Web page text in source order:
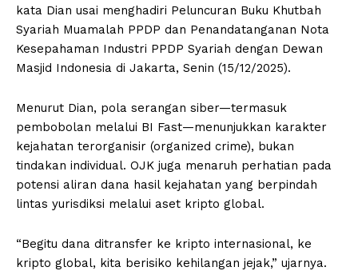
kata Dian usai menghadiri Peluncuran Buku Khutbah
Syariah Muamalah PPDP dan Penandatanganan Nota
Kesepahaman Industri PPDP Syariah dengan Dewan
Masjid Indonesia di Jakarta, Senin (15/12/2025).
Menurut Dian, pola serangan siber—termasuk
pembobolan melalui BI Fast—menunjukkan karakter
kejahatan terorganisir (organized crime), bukan
tindakan individual. OJK juga menaruh perhatian pada
potensi aliran dana hasil kejahatan yang berpindah
lintas yurisdiksi melalui aset kripto global.
“Begitu dana ditransfer ke kripto internasional, ke
kripto global, kita berisiko kehilangan jejak,” ujarnya.